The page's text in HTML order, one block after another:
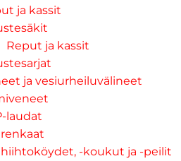
ja kassit
Reput ja kassit
ja vesiurheiluvälineet
laudat
-koukut ja -peilit